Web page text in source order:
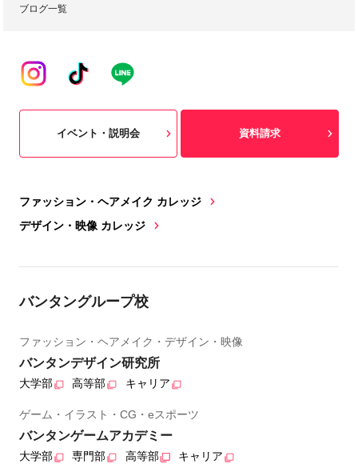
ブログ一覧
ファッション・ヘアメイク カレッジ
デザイン・映像 カレッジ
イベント・説明会 資料請求
バンタングループ校
ファッション・ヘアメイク・デザイン・映像
バンタンデザイン研究所
大学部 高等部 キャリア
ゲーム・イラスト・CG・eスポーツ
バンタンゲームアカデミー
大学部 専門部 高等部 キャリア